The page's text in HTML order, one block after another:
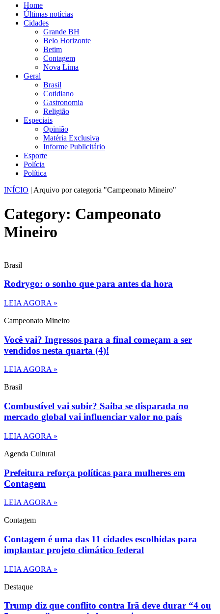
Home
Últimas notícias
Cidades
Grande BH
Belo Horizonte
Betim
Contagem
Nova Lima
Geral
Brasil
Cotidiano
Gastronomia
Religião
Especiais
Opinião
Matéria Exclusiva
Informe Publicitário
Esporte
Polícia
Política
INÍCIO | Arquivo por categoria "Campeonato Mineiro"
Category: Campeonato
Mineiro
Brasil
Rodrygo: o sonho que para antes da hora
LEIA AGORA »
Campeonato Mineiro
Você vai? Ingressos para a final começam a ser
vendidos nesta quarta (4)!
LEIA AGORA »
Brasil
Combustível vai subir? Saiba se disparada no
mercado global vai influenciar valor no país
LEIA AGORA »
Agenda Cultural
Prefeitura reforça políticas para mulheres em
Contagem
LEIA AGORA »
Contagem
Contagem é uma das 11 cidades escolhidas para
implantar projeto climático federal
LEIA AGORA »
Destaque
Trump diz que conflito contra Irã deve durar “4 ou